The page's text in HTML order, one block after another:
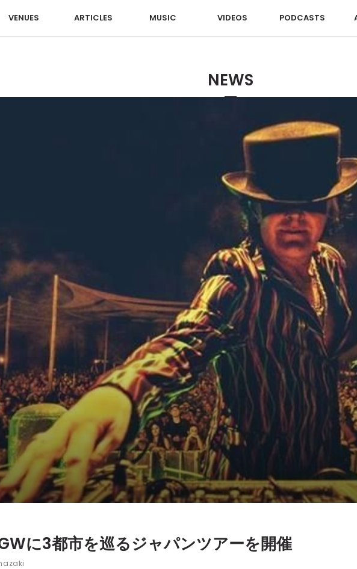
VENUES ARTICLES MUSIC VIDEOS PODCASTS
NEWS
に3都市を巡るジャパンツアーを開催